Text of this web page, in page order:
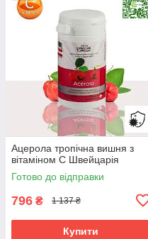
Ацерола тропічна вишня з
вітаміном С Швейцарія
Готово до відправки
796 ₴ 1 137 ₴
Купити